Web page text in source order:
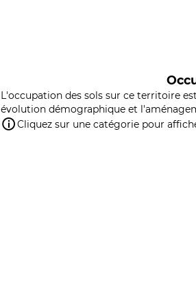
L'occupation des sols sur ce territoire
évolution démographique et
Cliquez sur une catégorie pour